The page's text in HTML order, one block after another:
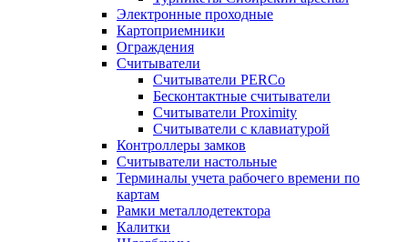
Электронные проходные
Картоприемники
Ограждения
Считыватели
Считыватели PERCo
Бесконтактные считыватели
Считыватели Proximity
Считыватели с клавиатурой
Контроллеры замков
Считыватели настольные
Терминалы учета рабочего времени по
картам
Рамки металлодетектора
Калитки